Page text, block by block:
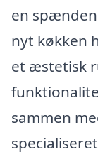
en
nyt køkken
et æstetisk
sammen